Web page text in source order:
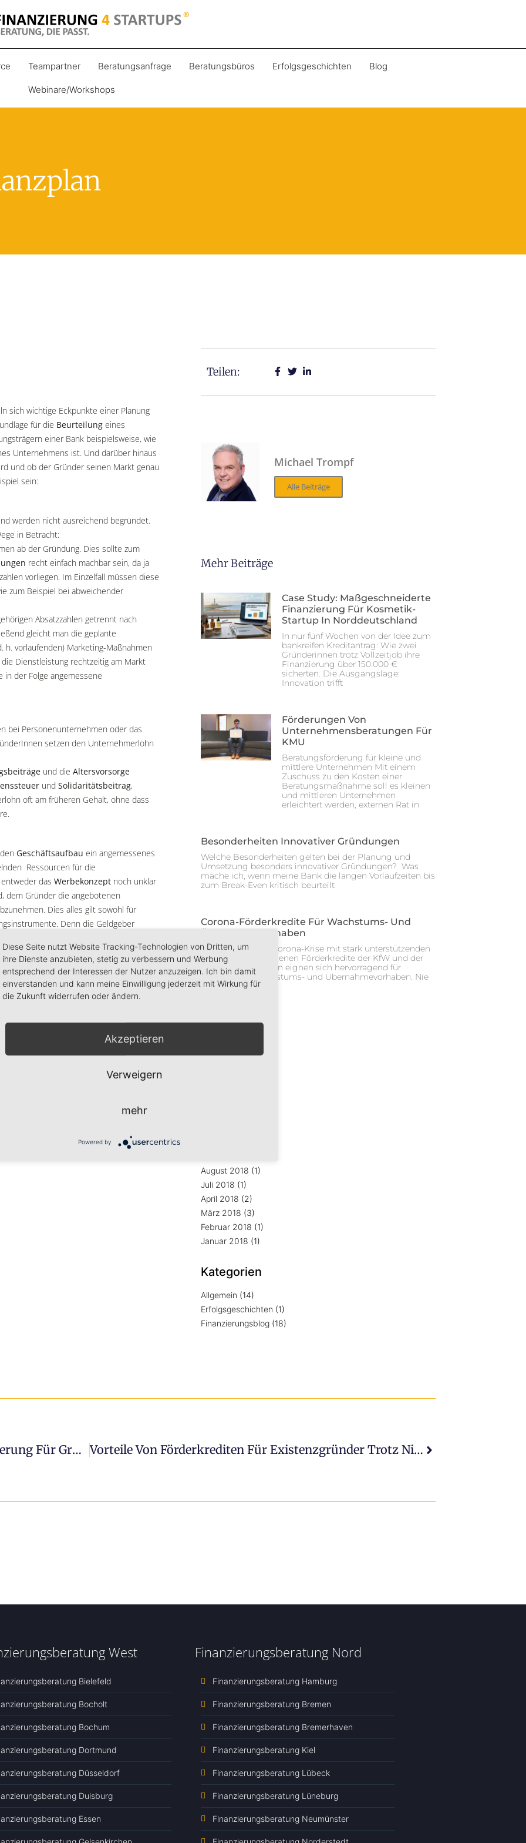
Teampartner Beratungsanfrage Beratungsbüros Erfolgsgeschichten Blog
Webinare/Workshops
sich wichtige Eckpunkte einer Planung
für die Beurteilung eines
einer Bank beispielsweise, wie
Unternehmens ist. Und darüber hinaus
und ob der Gründer seinen Markt genau
sein:
werden nicht ausreichend begründet.
in Betracht:
ab der Gründung. Dies sollte zum
recht einfach machbar sein, da ja
vorliegen. Im Einzelfall müssen diese
zum Beispiel bei abweichender
Absatzzahlen getrennt nach
gleicht man die geplante
h. vorlaufenden) Marketing-Maßnahmen
Dienstleistung rechtzeitig am Markt
in der Folge angemessene
bei Personenunternehmen oder das
setzen den Unternehmerlohn
und die Altersvorsorge
und Solidaritätsbeitrag,
oft am früheren Gehalt, ohne dass
Geschäftsaufbau ein angemessenes
Ressourcen für die
das Werbekonzept noch unklar
dem Gründer die angebotenen
Dies alles gilt sowohl für
Denn die Geldgeber
der/die GründerInnen ihr
fürvorhersehbare Risiken
sich bringen könnte? – dann ziehen Sie
zu diskutieren und auf den
Teilen:
Michael Trompf
Alle Beiträge
Mehr Beiträge
Case Study: Maßgeschneiderte
Finanzierung Für Kosmetik-
Startup In Norddeutschland
In nur fünf Wochen von der Idee zum
bankreifen Kreditantrag: Wie zwei
Gründerinnen trotz Vollzeitjob ihre
Finanzierung über 150.000 €
sicherten. Die Ausgangslage:
Innovation trifft
Förderungen Von
Unternehmensberatungen Für
KMU
Beratungsförderung für kleine und
mittlere Unternehmen Mit einem
Zuschuss zu den Kosten einer
Beratungsmaßnahme soll es kleinen
und mittleren Unternehmen
erleichtert werden, externen Rat in
Besonderheiten Innovativer Gründungen
Welche Besonderheiten gelten bei der Planung und
Umsetzung besonders innovativer Gründungen? Was
mache ich, wenn meine Bank die langen Vorlaufzeiten bis
zum Break-Even kritisch beurteilt
Corona-Förderkredite Für Wachstums- Und
Übernahmevorhaben
Die aufgrund der Corona-Krise mit stark unterstützenden
Konditionen versehenen Förderkredite der KfW und der
Landesförderbanken eignen sich hervorragend für
Gründungs-, Wachstums- und Übernahmevorhaben. Nie
gab
Archiv
August 2024(1)
August 2018 (1)
Juli 2018 (1)
April 2018 (2)
März 2018 (3)
Februar 2018 (1)
Januar 2018 (1)
Kategorien
Allgemein (14)
Erfolgsgeschichten (1)
Finanzierungsblog (18)
Eigenkapital- Versus Fremdkapital-Finanzierung Für Gründungs- Und Wachstumsvorhaben Vorteile Von Förderkrediten Für Existenzgründer Trotz Niedrigzinsen?
West
Bielefeld
Bocholt
Bochum
Dortmund
Düsseldorf
Duisburg
Essen
Finanzierungsberatung Nord
Finanzierungsberatung Hamburg
Finanzierungsberatung Bremen
Finanzierungsberatung Bremerhaven
Finanzierungsberatung Kiel
Finanzierungsberatung Lübeck
Finanzierungsberatung Lüneburg
Finanzierungsberatung Neumünster
Diese Seite nutzt Website Tracking-Technologien von Dritten, um
ihre Dienste anzubieten, stetig zu verbessern und Werbung
entsprechend der Interessen der Nutzer anzuzeigen. Ich bin damit
einverstanden und kann meine Einwilligung jederzeit mit Wirkung für
die Zukunft widerrufen oder ändern.
Akzeptieren
Verweigern
mehr
Powered by